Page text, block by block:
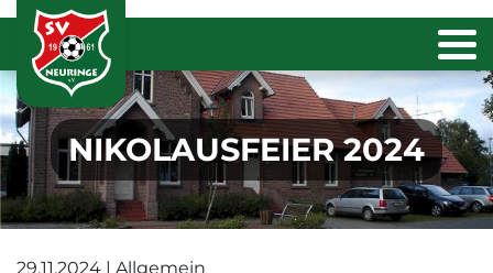
NIKOLAUSFEIER 2024
29.11.2024 | Allgemein